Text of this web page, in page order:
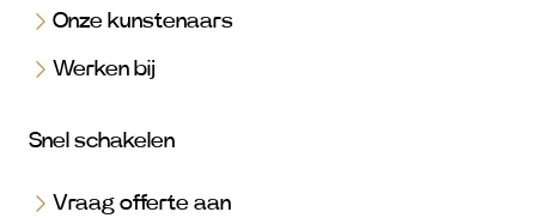
Onze kunstenaars
Werken bij
Snel schakelen
Vraag offerte aan